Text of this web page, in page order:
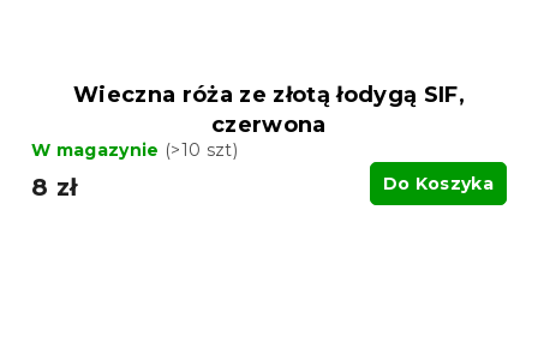
Wieczna róża ze złotą łodygą SIF,
czerwona
W magazynie (>10 szt)
8 zł Do Koszyka